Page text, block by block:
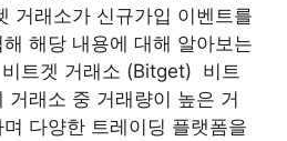
거래소가 신규가입 이벤트를
해당 내용에 대해 알아보는
트겟 거래소 (Bitget) ​ 비트
거래소 중 거래량이 높은 거
다양한 트레이딩 플랫폼을